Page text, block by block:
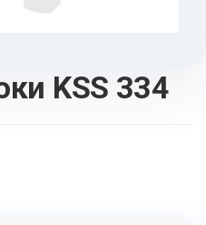
KSS 334